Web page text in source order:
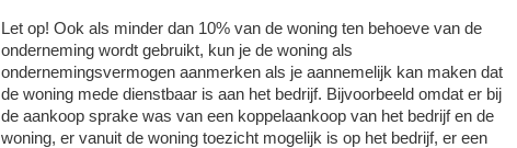
Let op! Ook als minder dan 10% van de woning ten behoeve van de
onderneming wordt gebruikt, kun je de woning als
ondernemingsvermogen aanmerken als je aannemelijk kan maken dat
de woning mede dienstbaar is aan het bedrijf. Bijvoorbeeld omdat er bij
de aankoop sprake was van een koppelaankoop van het bedrijf en de
woning, er vanuit de woning toezicht mogelijk is op het bedrijf, er een